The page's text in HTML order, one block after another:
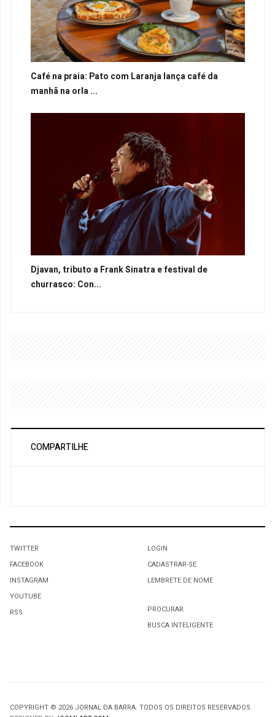
Café na praia: Pato com Laranja lança café da
manhã na orla ...
Djavan, tributo a Frank Sinatra e festival de
churrasco: Con...
COMPARTILHE
TWITTER
FACEBOOK
INSTAGRAM
YOUTUBE
RSS
LOGIN
CADASTRAR-SE
LEMBRETE DE NOME
PROCURAR
BUSCA INTELIGENTE
COPYRIGHT © 2026 JORNAL DA BARRA. TODOS OS DIREITOS RESERVADOS.